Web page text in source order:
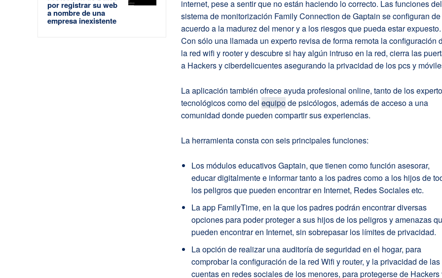
por registrar su web
a nombre de una
empresa inexistente
internet, pese a sentir que no están haciendo lo correcto. Las funciones del
sistema de monitorización Family Connection de Gaptain se configuran de
acuerdo a la madurez del menor y a los riesgos que pueda estar expuesto.
Con sólo una llamada un experto revisa de forma remota la configuración
la red wifi y rooter y descubre si hay algún intruso en la red, cierra las
a Hackers y ciberdelicuentes asegurando la privacidad de los pcs y
La aplicación también ofrece ayuda profesional online, tanto de los
tecnológicos como delequipode psicólogos, además de acceso a una
comunidad donde pueden compartir sus experiencias.
La herramienta consta con seis principales funciones:
Los módulos educativos Gaptain, que tienen como función asesorar,
educar digitalmente e informar tanto a los padres como a los hijos de
los peligros que pueden encontrar en Internet, Redes Sociales etc.
La app FamilyTime, en la que los padres podrán encontrar diversas
opciones para poder proteger a sus hijos de los peligros y amenazas
pueden encontrar en Internet, sin sobrepasar los límites de privacidad.
La opción de realizar una auditoría de seguridad en el hogar, para
comprobar la configuración de la red Wifi y router, y la privacidad de las
cuentas en redes sociales de los menores, para protegerse de Hackers